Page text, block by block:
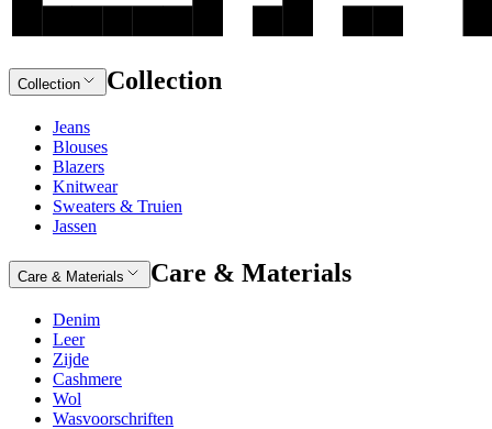
Collection Collection
Jeans
Blouses
Blazers
Knitwear
Sweaters & Truien
Jassen
Care & Materials Care & Materials
Denim
Leer
Zijde
Cashmere
Wol
Wasvoorschriften